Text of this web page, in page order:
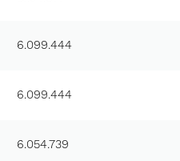
6.099.444
6.099.444
6.054.739